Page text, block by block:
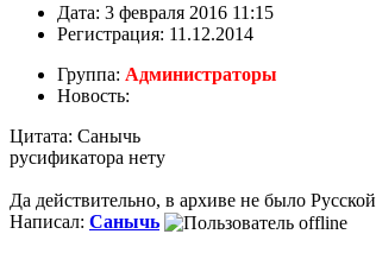
Дата: 3 февраля 2016 11:15
Регистрация: 11.12.2014
Группа: Администраторы
Новость:
Цитата: Санычь
русификатора нету
Да действительно, в архиве не было
Написал: Санычь